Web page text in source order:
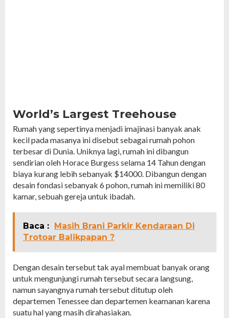
World’s Largest Treehouse
Rumah yang sepertinya menjadi imajinasi banyak anak
kecil pada masanya ini disebut sebagai rumah pohon
terbesar di Dunia. Uniknya lagi, rumah ini dibangun
sendirian oleh Horace Burgess selama 14 Tahun dengan
biaya kurang lebih sebanyak $14000. Dibangun dengan
desain fondasi sebanyak 6 pohon, rumah ini memiliki 80
kamar, sebuah gereja untuk ibadah.
Baca : Masih Brani Parkir Kendaraan Di
Trotoar Balikpapan ?
Dengan desain tersebut tak ayal membuat banyak orang
untuk mengunjungi rumah tersebut secara langsung,
namun sayangnya rumah tersebut ditutup oleh
departemen Tenessee dan departemen keamanan karena
suatu hal yang masih dirahasiakan.